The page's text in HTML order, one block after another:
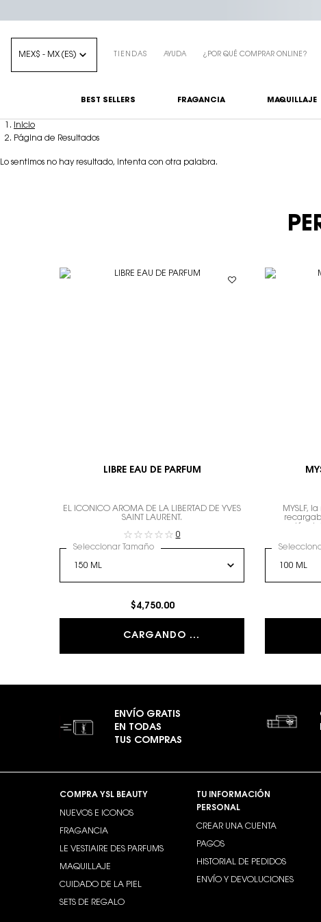
MEX$ - MX (ES) TIENDAS AYUDA ¿POR QUÉ COMPRAR ONLINE?
BEST SELLERS FRAGANCIA MAQUILLAJE
Main content
Inicio
Página de Resultados
Lo sentimos no hay resultado, intenta con otra palabra.
LIBRE EAU DE PARFUM
EL ICÓNICO AROMA DE LA LIBERTAD DE YVES
SAINT LAURENT.
0
Seleccionar Tamaño
$4,750.00
CARGANDO ...
MYSLF,
ENVÍO GRATIS
EN TODAS
TUS COMPRAS
COMPRA YSL BEAUTY
NUEVOS E ICONOS
FRAGANCIA
LE VESTIAIRE DES PARFUMS
MAQUILLAJE
CUIDADO DE LA PIEL
SETS DE REGALO
TU INFORMACIÓN
PERSONAL
CREAR UNA CUENTA
PAGOS
HISTORIAL DE PEDIDOS
ENVÍO Y DEVOLUCIONES